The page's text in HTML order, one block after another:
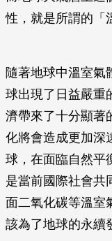
性，就是所謂的「
隨著地球中溫室氣
球出現了日益嚴重
濟帶來了十分顯著
化將會造成更加深
球，在面臨自然平
是當前國際社會共
面二氧化碳等溫室
該為了地球的永續